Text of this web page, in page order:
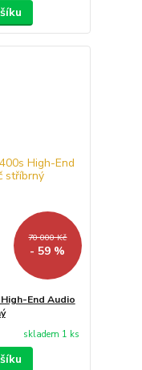
70 000 Kč
- 59 %
End Audio
skladem 1 ks